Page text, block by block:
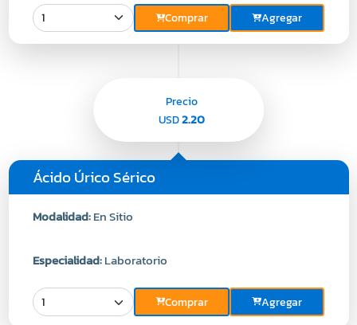
Comprar Agregar
Ácido Úrico Sérico
Modalidad:En Sitio
Especialidad:Laboratorio
Comprar Agregar
Precio
USD2.20